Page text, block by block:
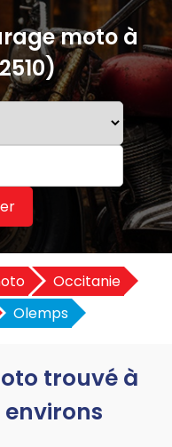
moto à
Occitanie
Olemps
trouvé à
environs